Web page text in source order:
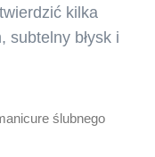
kilka
subtelny błysk i
ślubnego